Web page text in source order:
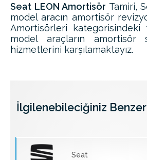
Seat LEON Amortisör Tamiri,
model aracın amortisör
Amortisörleri kategorisindeki
model araçların amortisör
hizmetlerini karşılamaktayız.
İlgilenebileciğiniz
Seat